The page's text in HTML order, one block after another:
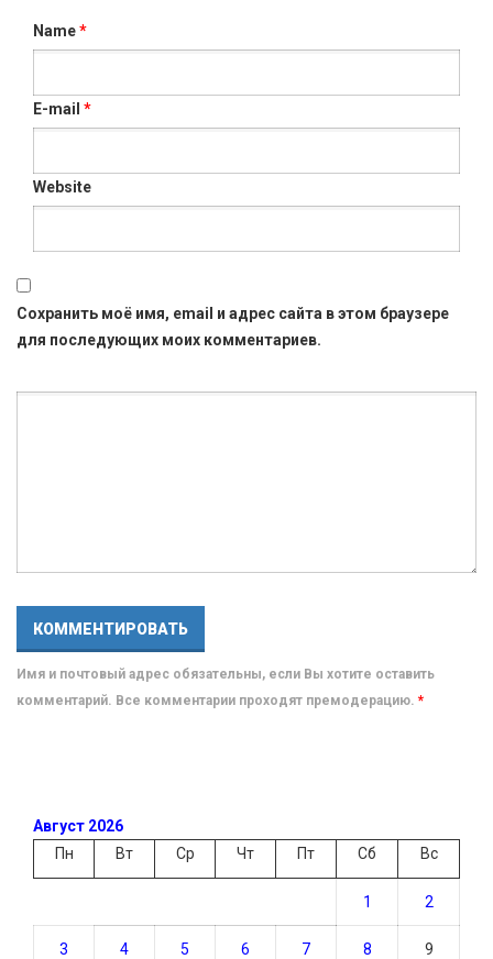
Name*
E-mail *
Website
Сохранить моё имя, email и адрес сайта в этом браузере
для последующих моих комментариев.
Имя и почтовый адрес обязательны, если Вы хотите оставить
комментарий. Все комментарии проходят премодерацию. *
Август 2026
Пн
Вт Ср Чт Пт Сб Вс
1 2
3 4 5 6 7 8 9